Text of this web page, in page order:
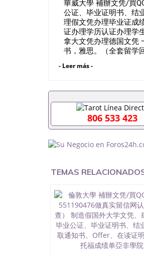
華威大學 補辦文凭/買
公证、毕业证明书、结
理假文凭办理毕业证成
证办理学历认证办理学
拿大文凭办理德国文凭
书，雅思。（全套留学
时都可以安排办理，毕
料551190476入职事业
551190476办理假毕业
理毕业证,没毕业可以
材料不齐而被拒之门
成绩不理想毕不了业怎
证怎么办理551190476
551190476哪里可以修
QQ微信551190476找
业证QQ微信
回国认证QQ微信
照片QQ微信551190476
兰留学回国证明QQ微
551190476买国外文凭
制作QQ微信
- Leer más -
806 533 423
TEMAS